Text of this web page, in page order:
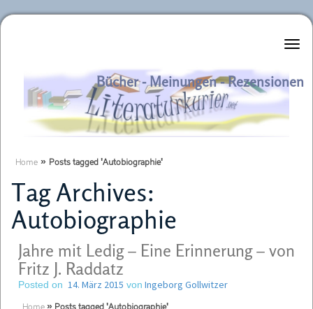
Literaturkurier.net
Bücher - Meinungen - Rezensionen
Home » Posts tagged 'Autobiographie'
Tag Archives:
Autobiographie
Jahre mit Ledig – Eine Erinnerung – von
Fritz J. Raddatz
Posted on 14. März 2015 von Ingeborg Gollwitzer